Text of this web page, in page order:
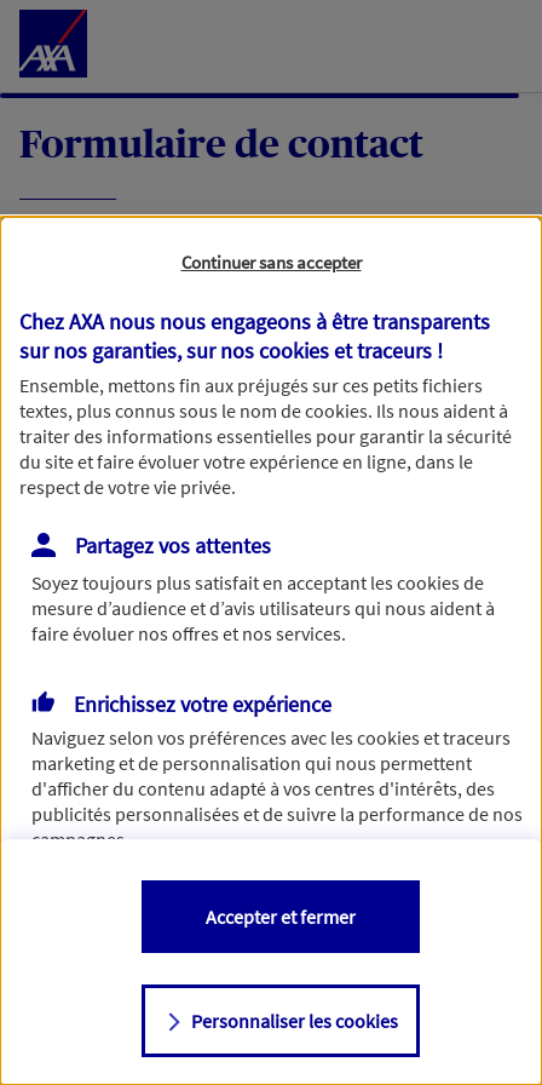
Accéder au Contenu
Formulaire de contact
demande, nous vous répondrons dans les
meilleurs délais par mail ou par téléphone.
Votre message :
Vous disposez de droits sur les informations vous concernant. Pour
plus d’informations,cliquez ici.
Continuer sans accepter
Chez AXA nous nous engageons à être transparents
sur nos garanties, sur noscookies et traceurs !
Ensemble, mettons fin aux préjugés sur ces petits fichiers
textes, plus connus sous le nom decookies. Ils nous aident à
traiter des informations essentielles pour garantir la sécurité
du site et faire évoluer votre expérience en ligne, dans le
respect de votre vie privée.
Partagez vos attentes
Soyez toujours plus satisfait en acceptant lescookiesde
mesure d’audience et d’avis utilisateurs qui nous aident à
faire évoluer nos offres et nos services.
Enrichissez votre expérience
Naviguez selon vos préférences avec lescookies et traceurs
marketing et de personnalisation qui nous permettent
d'afficher du contenu adapté à vos centres d'intérêts, des
publicités personnalisées et de suivre la performance de nos
campagnes.
Vous êtes libre de les accepter, de les refuser comme de
changer d'avis à tout moment en allant sur
Consulter notre politique decookies
Personnaliser les cookies
Accepter et fermer